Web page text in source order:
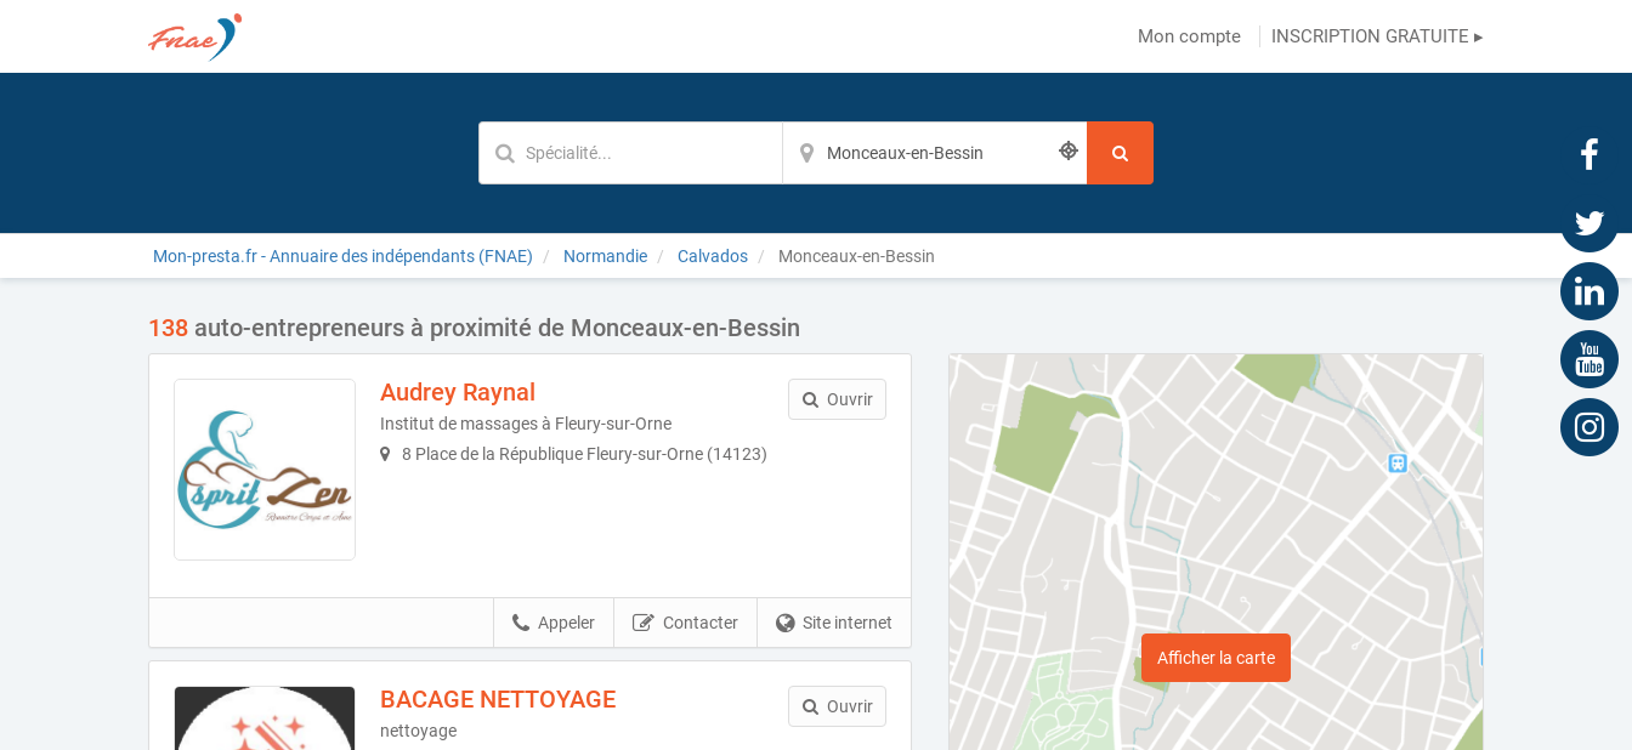
Mon compte INSCRIPTION GRATUITE ▸
Mon-presta.fr - Annuaire des indépendants (FNAE) Normandie Calvados Monceaux-en-Bessin
138 auto-entrepreneurs à proximité de Monceaux-en-Bessin
Audrey Raynal
Institut de massages à Fleury-sur-Orne
8 Place de la République Fleury-sur-Orne (14123)
Ouvrir
Site internet
Contacter
Appeler
BACAGE NETTOYAGE
nettoyage
Ouvrir
Afficher la carte